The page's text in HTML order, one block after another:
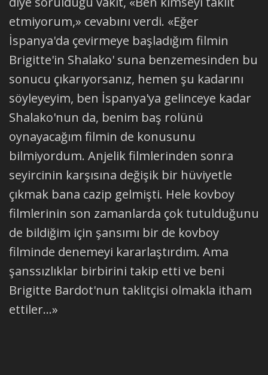
etmiyorum,» cevabını verdi. «Eğer
İspanya'da çevirmeye başladığım filmin
Brigitte'in Shalako' suna benzemesinden bu
sonucu çıkarıyorsanız, hemen şu kadarını
söyleyeyim, ben İspanya'ya gelinceye kadar
Shalako'nun da, benim baş rolünü
oynayacağım filmin de konusunu
bilmiyordum. Anjelik filmlerinden sonra
seyircinin karşısına değişik bir hüviyetle
çıkmak bana cazip gelmişti. Hele kovboy
filmlerinin son zamanlarda çok tutulduğunu
de bildiğim için şansımı bir de kovboy
filminde denemeyi kararlaştırdım. Ama
şanssızlıklar birbirini takip etti ve beni
Brigitte Bardot'nun taklitçisi olmakla itham
ettiler...»